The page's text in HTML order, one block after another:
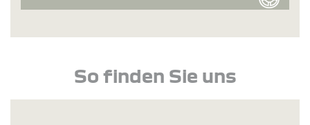
So finden Sie uns